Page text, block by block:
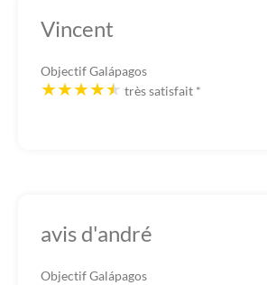
Vincent
Objectif Galápagos
très satisfait *
avis d'andré
Objectif Galápagos